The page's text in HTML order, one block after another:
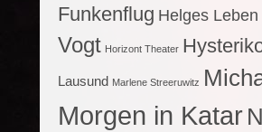
Funkenflug Helges Leben
Vogt Horizont Theater
Lausund Marlene Streeruwitz
Morgen in Katar